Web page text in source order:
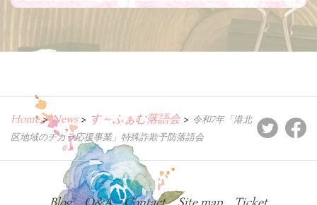
Home>News> す～ふぁむ落語会> 令和7年「港北
区地域のチカラ応援事業」特殊詐欺予防落語会
Blog Q&A Contact Site map Ticket